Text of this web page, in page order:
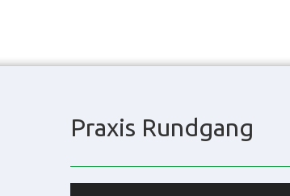
Praxis Rundgang